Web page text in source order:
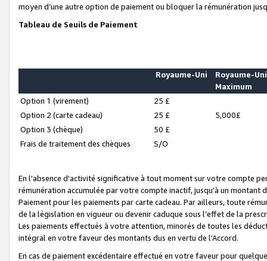
moyen d’une autre option de paiement ou bloquer la rémunération
Tableau de Seuils de Paiement
Royaume-Uni
Royaume-Uni
Maximum
Option 1 (virement)
25 £
Option 2 (carte cadeau)
25 £
5,000£
Option 3 (chèque)
50 £
Frais de traitement des chèques
S/O
En l'absence d'activité significative à tout moment sur votre compte
rémunération accumulée par votre compte inactif, jusqu'à un montant
Paiement pour les paiements par carte cadeau. Par ailleurs, toute
de la législation en vigueur ou devenir caduque sous l’effet de la
Les paiements effectués à votre attention, minorés de toutes les
intégral en votre faveur des montants dus en vertu de l'Accord.
En cas de paiement excédentaire effectué en votre faveur pour